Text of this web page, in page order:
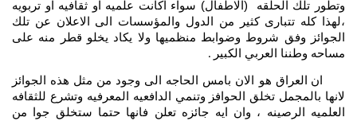
وتطور تلك الحلقه (الاطفال) سواء اكانت علميه او ثقافيه او تربويه
،لهذا كله تتبارى كثير من الدول والمؤسسات الى الاعلان عن تلك
الجوائز وفق شروط وضوابط منظميها ولا يكاد يخلو قطر منه على
مساحه وطننا العربي الكبير .
ان العراق هو الان بامس الحاجه الى وجود من مثل هذه الجوائز
لانها بالمجمل تخلق الحوافز وتنمي الدافعيه المعرفيه وتشرع للثقافه
العلميه الرصينه ، وان ايه جائزه تعلن فانها حتما ستخلق جوا من